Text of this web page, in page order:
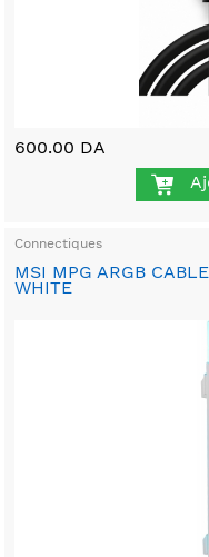
600.00 DA
Connectiques
MSI MPG ARGB
WHITE